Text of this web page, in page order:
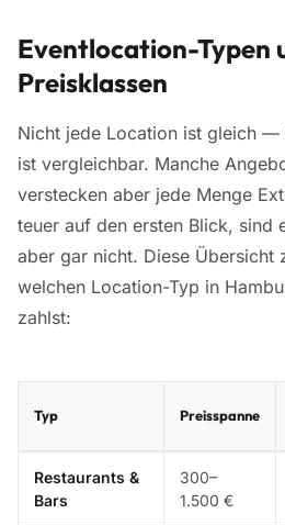
Eventlocation-Typen
Preisklassen
Nicht jede Location ist gleich —
ist vergleichbar. Manche
verstecken aber jede Menge
teuer auf den ersten Blick, sind
aber gar nicht. Diese Übersicht
welchen Location-Typ in
zahlst:
Typ Preisspanne
Restaurants &
Bars
300–
1.500 €